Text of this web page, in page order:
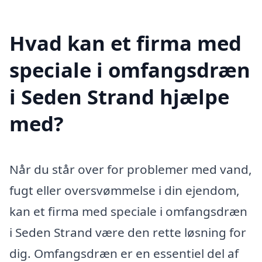
Hvad kan et firma med
speciale i omfangsdræn
i Seden Strand hjælpe
med?
Når du står over for problemer med vand,
fugt eller oversvømmelse i din ejendom,
kan et firma med speciale i omfangsdræn
i Seden Strand være den rette løsning for
dig. Omfangsdræn er en essentiel del af